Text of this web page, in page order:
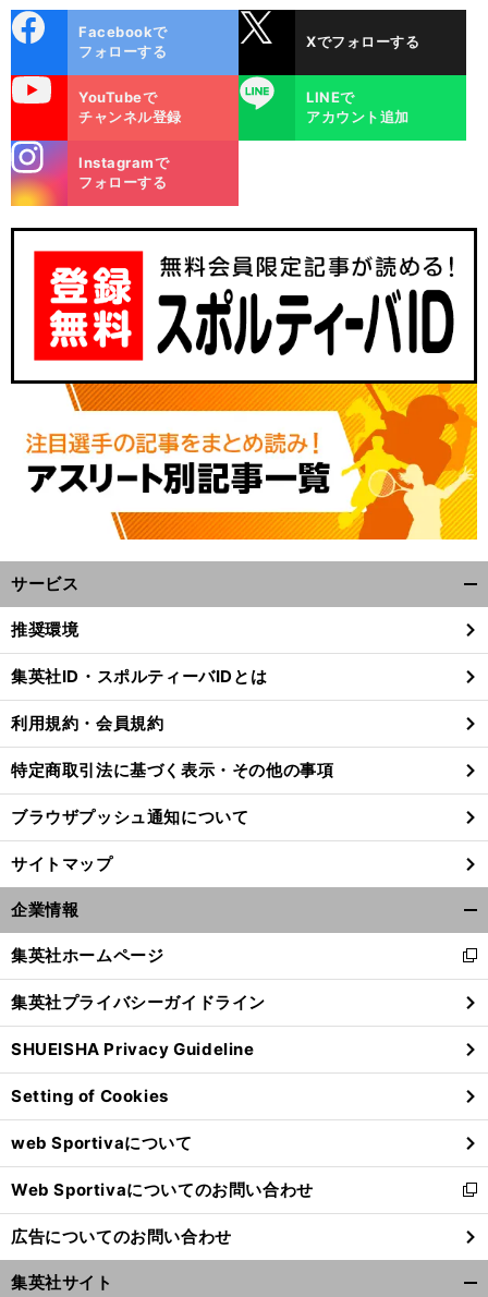
前
ok
Facebookで
フォローする
Xでフォローする
YouTubeで
チャンネル登録
LINE
LINEで
アカウント追加
m
Instagramで
フォローする
サービス
閉
る
推奨環境
集英社ID・スポルティーバIDとは
利用規約・会員規約
特定商取引法に基づく表示・その他の事項
ブラウザプッシュ通知について
サイトマップ
企業情報
閉
る
集英社ホームページ
新
し
い
ウ
ィ
ン
ド
ウ
で
開
く
集英社プライバシーガイドライン
SHUEISHA Privacy Guideline
Setting of Cookies
web Sportivaについて
Web Sportivaについてのお問い合わせ
新
し
い
ウ
ィ
広告についてのお問い合わせ
集英社サイト